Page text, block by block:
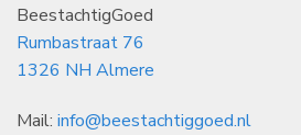
BeestachtigGoed
Rumbastraat 76
1326 NH Almere
Mail: info@beestachtiggoed.nl